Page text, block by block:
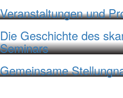
Veranstaltungen und
Die Geschichte des
Seminars
Gemeinsame